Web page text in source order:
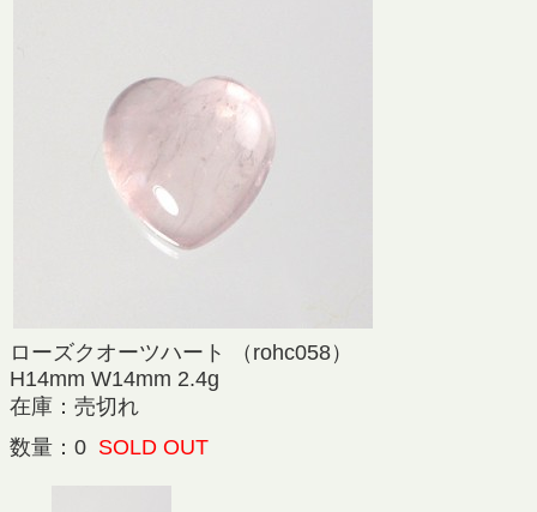
ローズクオーツハート （rohc058）
H14mm W14mm 2.4g
在庫：売切れ
数量：0 SOLD OUT